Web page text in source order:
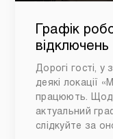
Графік
відключень
Дорогі гості, у
деякі локації
працюють.
актуальний
слідкуйте за